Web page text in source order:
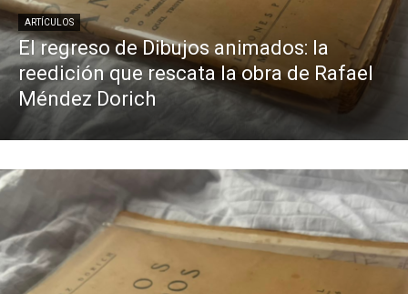
ARTÍCULOS
El regreso de Dibujos animados: la
reedición que rescata la obra de Rafael
Méndez Dorich